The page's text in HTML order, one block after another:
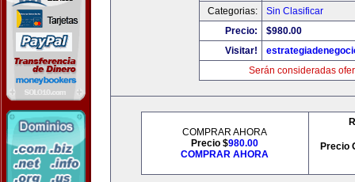
Categorias:
Sin Clasificar
Precio:
$980.00
Visitar!
Serán consideradas
COMPRAR AHORA
Precio $980.00
COMPRAR AHORA
Precio